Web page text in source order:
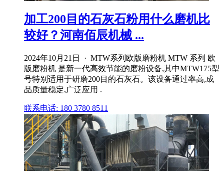
加工200目的石灰石粉用什么磨机比
较好？河南佰辰机械 ...
2024年10月21日 · MTW系列欧版磨粉机 MTW 系列 欧
版磨粉机 是新一代高效节能的磨粉设备,其中MTW175型
号特别适用于研磨200目的石灰石。该设备通过率高,成
品质量稳定,广泛应用 .
联系电话: 180 3780 8511